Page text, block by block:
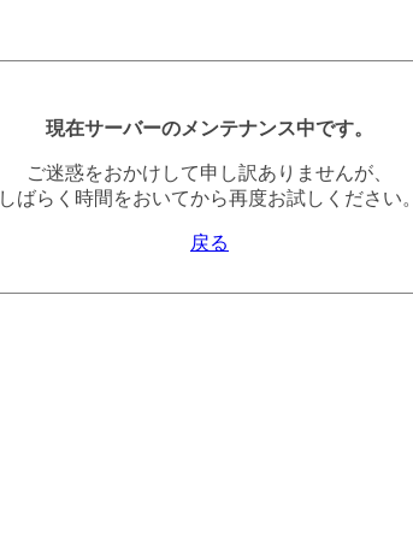
現在サーバーのメンテナンス中です。
ご迷惑をおかけして申し訳ありませんが、
しばらく時間をおいてから再度お試しください。
戻る